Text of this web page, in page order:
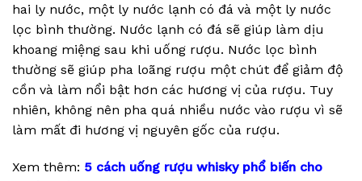
hai ly nước, một ly nước lạnh có đá và một ly nước
lọc bình thường. Nước lạnh có đá sẽ giúp làm dịu
khoang miệng sau khi uống rượu. Nước lọc bình
thường sẽ giúp pha loãng rượu một chút để giảm độ
cồn và làm nổi bật hơn các hương vị của rượu. Tuy
nhiên, không nên pha quá nhiều nước vào rượu vì sẽ
làm mất đi hương vị nguyên gốc của rượu.
Xem thêm: 5 cách uống rượu whisky phổ biến cho